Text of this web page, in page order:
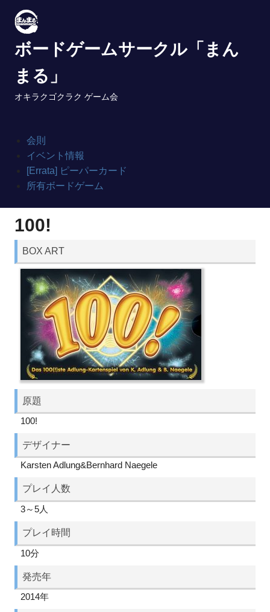
content
ボードゲームサークル「まん
まる」
オキラクゴクラク ゲーム会
会則
イベント情報
[Errata] ピーパーカード
所有ボードゲーム
100!
BOX ART
原題
100!
デザイナー
Karsten Adlung&Bernhard Naegele
プレイ人数
3～5人
プレイ時間
10分
発売年
2014年